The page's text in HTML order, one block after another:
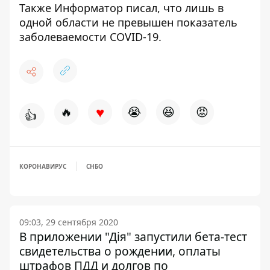
Также Информатор писал, что лишь в
одной области не превышен показатель
заболеваемости COVID-19.
👍 🔥 ♥ 😭 😆 😡
КОРОНАВИРУС СНБО
09:03, 29 сентября 2020
В приложении "Дія" запустили бета-тест
свидетельства о рождении, оплаты
штрафов ПДД и долгов по